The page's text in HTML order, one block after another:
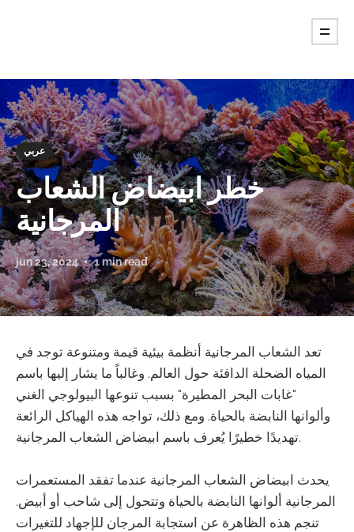
عربي
خطر ابيضاض الشعاب
المرجانية
jun 23, 2024 1 min read
تعد الشعاب المرجانية أنظمة بيئية قيمة ومتنوعة توجد في
المياه الضحلة الدافئة حول العالم. وغالباً ما يشار إليها باسم
"غابات البحر المطيرة" بسبب تنوعها البيولوجي الغني
وألوانها النابضة بالحياة. ومع ذلك، تواجه هذه الهياكل الرائعة
تهديدًا خطيرًا يُعرف باسم ابيضاض الشعاب المرجانية.
يحدث ابيضاض الشعاب المرجانية عندما تفقد المستعمرات
المرجانية ألوانها النابضة بالحياة وتتحول إلى شاحب أو أبيض.
تنجم هذه الظاهرة عن استجابة المرجان للإجهاد للتغيرات